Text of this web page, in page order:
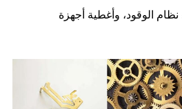
الوقود، وأغطية أجهزة